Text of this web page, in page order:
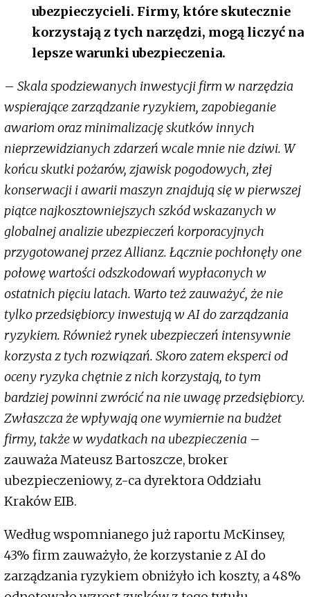
ubezpieczycieli. Firmy, które skutecznie
korzystają z tych narzędzi, mogą liczyć na
lepsze warunki ubezpieczenia.
– Skala spodziewanych inwestycji firm w narzędzia
wspierające zarządzanie ryzykiem, zapobieganie
awariom oraz minimalizację skutków innych
nieprzewidzianych zdarzeń wcale mnie nie dziwi. W
końcu skutki pożarów, zjawisk pogodowych, złej
konserwacji i awarii maszyn znajdują się w pierwszej
piątce najkosztowniejszych szkód wskazanych w
globalnej analizie ubezpieczeń korporacyjnych
przygotowanej przez Allianz. Łącznie pochłonęły one
połowę wartości odszkodowań wypłaconych w
ostatnich pięciu latach. Warto też zauważyć, że nie
tylko przedsiębiorcy inwestują w AI do zarządzania
ryzykiem. Również rynek ubezpieczeń intensywnie
korzysta z tych rozwiązań. Skoro zatem eksperci od
oceny ryzyka chętnie z nich korzystają, to tym
bardziej powinni zwrócić na nie uwagę przedsiębiorcy.
Zwłaszcza że wpływają one wymiernie na budżet
firmy, także w wydatkach na ubezpieczenia –
zauważa Mateusz Bartoszcze, broker
ubezpieczeniowy, z-ca dyrektora Oddziału
Kraków EIB.
Według wspomnianego już raportu McKinsey,
43% firm zauważyło, że korzystanie z AI do
zarządzania ryzykiem obniżyło ich koszty, a 48%